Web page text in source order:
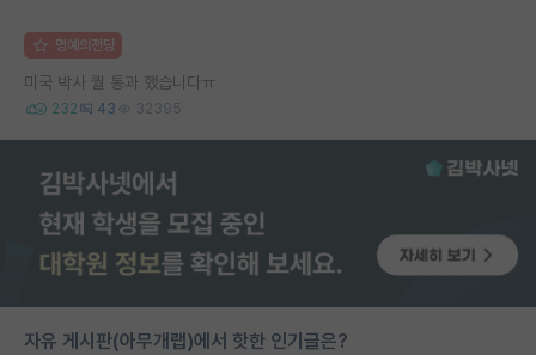
명예의전당
미국 박사 퀄 통과 했습니다ㅠ
232 43 32395
자유 게시판(아무개랩)에서 핫한 인기글은?